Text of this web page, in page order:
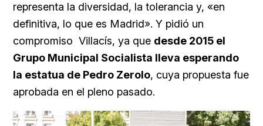
representa la diversidad, la tolerancia y, «en
definitiva, lo que es Madrid». Y pidió un
compromiso Villacís, ya que desde 2015 el
Grupo Municipal Socialista lleva esperando
la estatua de Pedro Zerolo, cuya propuesta fue
aprobada en el pleno pasado.